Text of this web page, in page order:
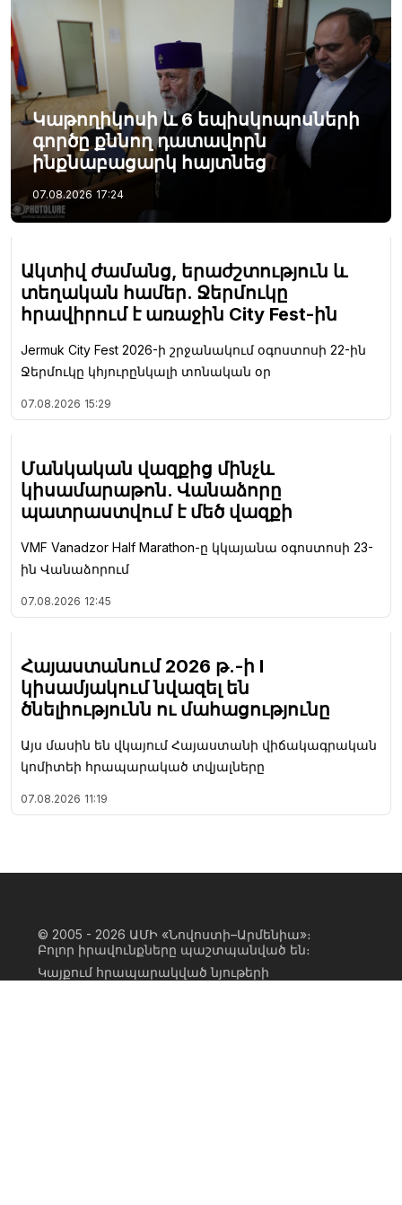
Կաթողիկոսի և 6 եպիսկոպոսների
գործը քննող դատավորն
ինքնաբացարկ հայտնեց
07.08.2026 17:24
Ակտիվ ժամանց, երաժշտություն և
տեղական համեր. Ջերմուկը
հրավիրում է առաջին City Fest-ին
Jermuk City Fest 2026-ի շրջանակում օգոստոսի 22-ին
Ջերմուկը կհյուրընկալի տոնական օր
07.08.2026 15:29
Մանկական վազքից մինչև
կիսամարաթոն. Վանաձորը
պատրաստվում է մեծ վազքի
VMF Vanadzor Half Marathon-ը կկայանա օգոստոսի 23-
ին Վանաձորում
07.08.2026 12:45
Հայաստանում 2026 թ.-ի I
կիսամյակում նվազել են
ծնելիությունն ու մահացությունը
Այս մասին են վկայում Հայաստանի վիճակագրական
կոմիտեի հրապարակած տվյալները
07.08.2026 11:19
© 2005 - 2026 ԱՄԻ «Նովոստի–Արմենիա»։
Բոլոր իրավունքները պաշտպանված են։
Կայքում հրապարակված նյութերի